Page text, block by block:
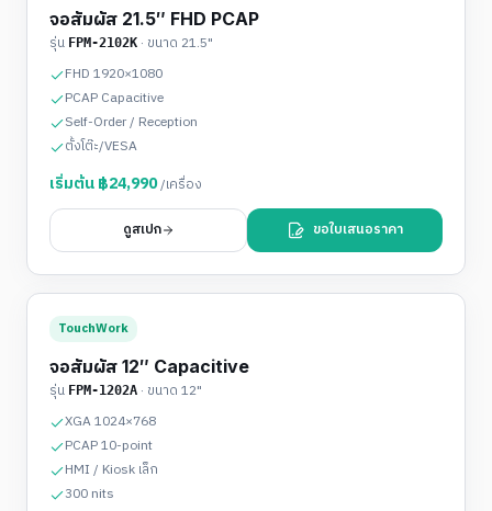
จอสัมผัส 21.5″ FHD PCAP
รุ่น FPM-2102K · ขนาด 21.5"
FHD 1920×1080
PCAP Capacitive
Self-Order / Reception
ตั้งโต๊ะ/VESA
เริ่มต้น ฿24,990/เครื่อง
ดูสเปก ขอใบเสนอราคา
TouchWork
จอสัมผัส 12″ Capacitive
รุ่น FPM-1202A · ขนาด 12"
XGA 1024×768
PCAP 10-point
HMI / Kiosk เล็ก
300 nits